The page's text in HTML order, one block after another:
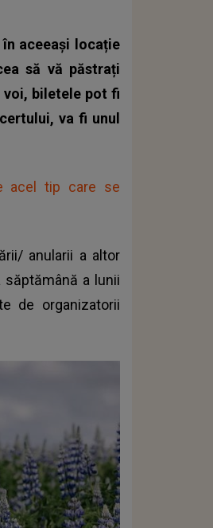
aceeași locație
să vă păstrați
voi, biletele pot fi
va fi unul
acel tip care se
anularii a altor
a lunii
de organizatorii